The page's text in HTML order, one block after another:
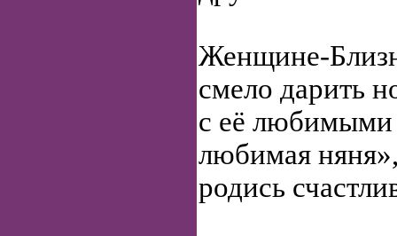
Женщине-
смело дарить
с её
любимая
родись